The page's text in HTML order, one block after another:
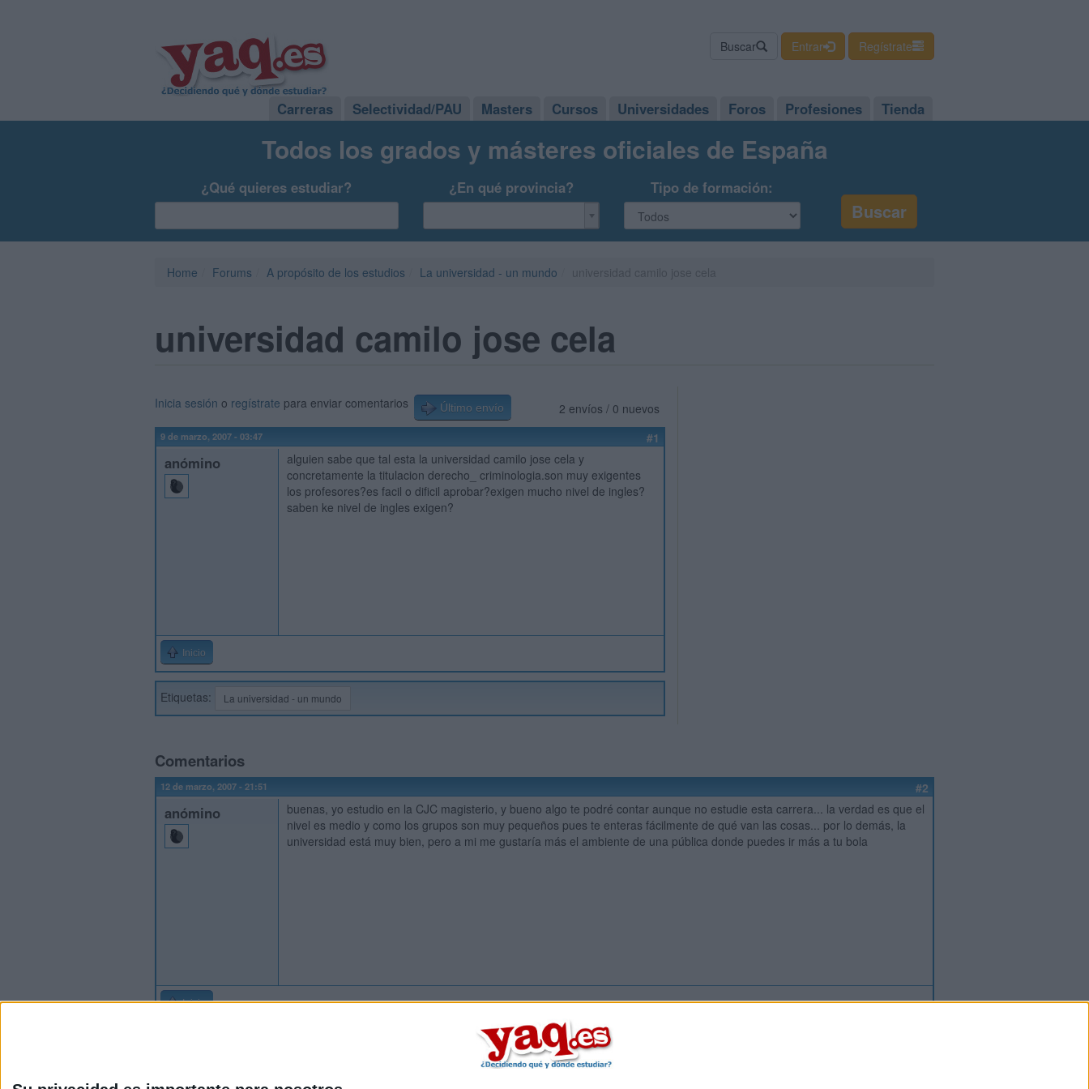
Buscar Entrar Regístrate
Carreras Selectividad/PAU Masters Cursos Universidades Foros Profesiones Tienda
Todos los grados y másteres oficiales de España
¿Qué quieres estudiar? ¿En qué provincia? Tipo de formación:
Home Forums A propósito de los estudios La universidad - un mundo
universidad camilo jose cela
2 envíos / 0 nuevos
Inicia sesión o regístrate para enviar comentarios Último envío
9 de marzo, 2007 - 03:47 #1
anómino
alguien sabe que tal esta la universidad camilo jose cela y
concretamente la titulacion derecho_ criminologia.son muy exigentes
los profesores?es facil o dificil aprobar?exigen mucho nivel de ingles?
saben ke nivel de ingles exigen?
Inicio
Etiquetas: La universidad - un mundo
Comentarios
12 de marzo, 2007 - 21:51 #2
anómino
buenas, yo estudio en la CJC magisterio, y bueno algo te podré contar aunque no estudie esta carrera... la verdad es que el
nivel es medio y como los grupos son muy pequeños pues te enteras fácilmente de qué van las cosas... por lo demás, la
universidad está muy bien, pero a mi me gustaría más el ambiente de una pública donde puedes ir más a tu bola
Inicio Inicia sesiónoregístratepara enviar comentarios